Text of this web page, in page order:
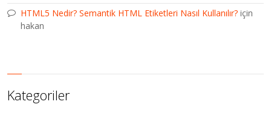
HTML5 Nedir? Semantik HTML Etiketleri Nasıl Kullanılır? için
hakan
Kategoriler